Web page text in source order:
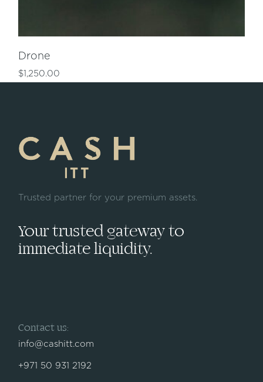
Drone
$1,250.00
Trusted partner for your premium assets.
Your trusted gateway to
immediate liquidity.
Contact us:
info@cashitt.com
+971 50 931 2192